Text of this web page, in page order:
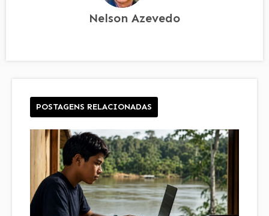
Nelson Azevedo
POSTAGENS RELACIONADAS